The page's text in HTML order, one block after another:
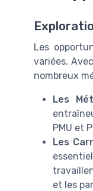
Les
variées.
nombreux
Les
PMU et
Les
et les